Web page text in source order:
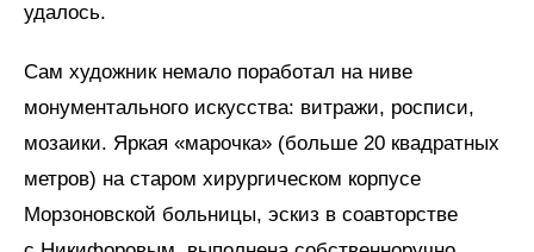
удалось.
Сам художник немало поработал на ниве
монументального искусства: витражи, росписи,
мозаики. Яркая «марочка» (больше 20 квадратных
метров) на старом хирургическом корпусе
Морзоновской больницы, эскиз в соавторстве